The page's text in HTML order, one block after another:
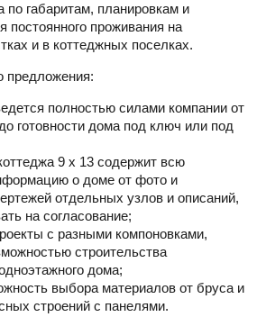
габаритам, планировкам и
постоянного проживания на
и в коттеджных поселках.
предложения:
полностью силами компании от
готовности дома под ключ или под
9 х 13 содержит всю
о доме от фото и
отдельных узлов и описаний,
на согласование;
с разными компоновками,
строительства
дома;
выбора материалов от бруса и
строений с панелями.